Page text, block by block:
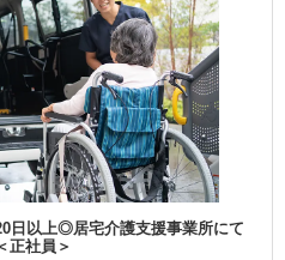
日以上◎居宅介護支援事業所にて
正社員＞